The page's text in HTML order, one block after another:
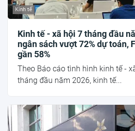
Kinh tế
Kinh tế - xã hội 7 tháng đầu
ngân sách vượt 72% dự toán,
gần 58%
Theo Báo cáo tình hình kinh tế -
tháng đầu năm 2026, kinh tế...